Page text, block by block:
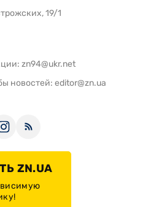
19/1
zn94@ukr.net
новостей: editor@zn.ua
ZN.UA